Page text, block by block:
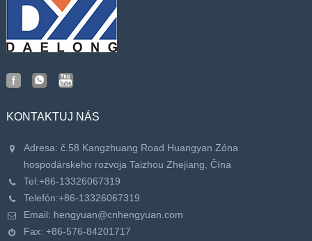
KONTAKTUJ NÁS
Adresa: č.58 Kangzhuang Road Huangyan Zóna
hospodárskeho rozvoja Taizhou Zhejiang, Čína
Tel:+86-13326067319
Telefón:+86-13326067319
Email: hengyuan@cnhengyuan.com
Fax: +86-576-84201717